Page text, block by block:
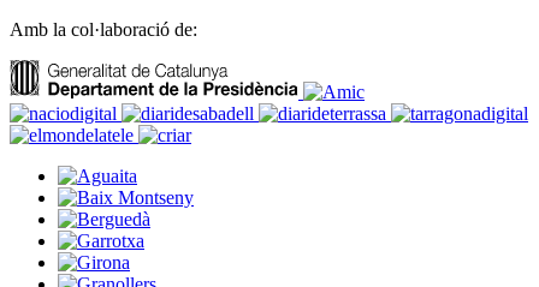
Amb la col·laboració de: